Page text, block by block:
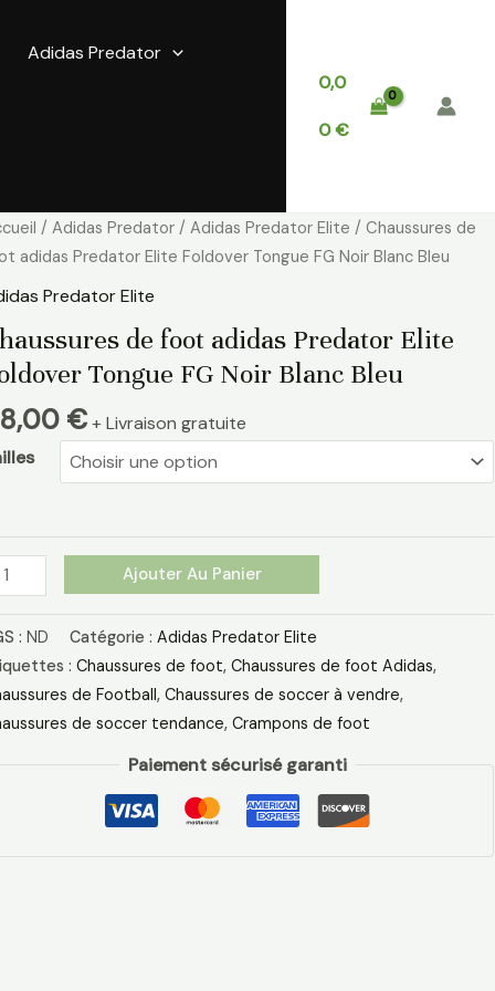
Adidas Predator
0,0
0€
/ Adidas Predator/ Adidas Predator Elite / Chaussures de
adidas Predator Elite Foldover Tongue FG Noir Blanc Bleu
Predator Elite
de foot adidas Predator Elite
Tongue FG Noir Blanc Bleu
€ + Livraison gratuite
Ajouter Au Panier
: ND Catégorie : Adidas Predator Elite
: Chaussures de foot, Chaussures de foot Adidas​,
de Football, Chaussures de soccer à vendre,
de soccer tendance, Crampons de foot
Paiement sécurisé garanti